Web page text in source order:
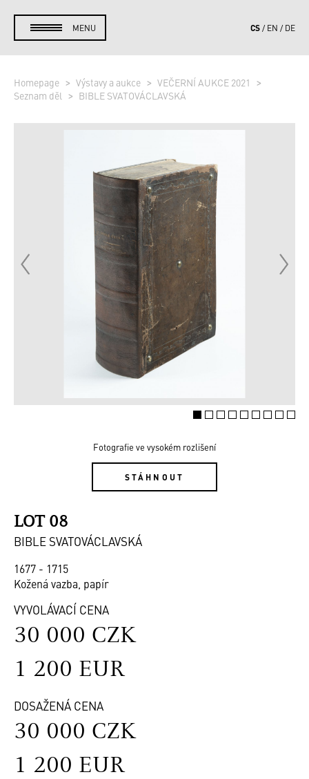
MENU CS EN DE
Homepage Výstavy a aukce
VEČERNÍ AUKCE 2021
Seznam děl
BIBLE SVATOVÁCLAVSKÁ
Fotografie ve vysokém rozlišení
STÁHNOUT
LOT 08
BIBLE SVATOVÁCLAVSKÁ
1677 - 1715
Kožená vazba, papír
VYVOLÁVACÍ CENA
30 000 CZK
1 200 EUR
DOSAŽENÁ CENA
30 000 CZK
1 200 EUR